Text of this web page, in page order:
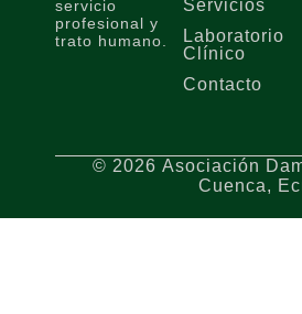
servicio
profesional y
trato humano.
Servicios
Laboratorio
Clínico
Contacto
© 2026 Asociación
Cuenca,